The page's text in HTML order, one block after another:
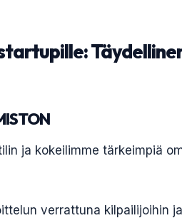
ja kokeilimme tärkeimpiä
verrattuna kilpailijoihin ja